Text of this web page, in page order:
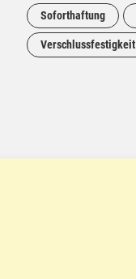
Soforthaftung
Verschlussfestigkeit